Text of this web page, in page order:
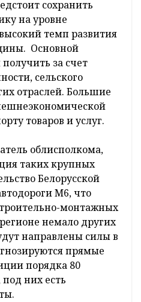
сохранить
на уровне
темп развития
Основной
за счет
сельского
отраслей. Большие
товаров и услуг.
облисполкома,
таких крупных
Белорусской
М6, что
монтажных
немало других
направлены силы в
прямые
порядка 80
них есть